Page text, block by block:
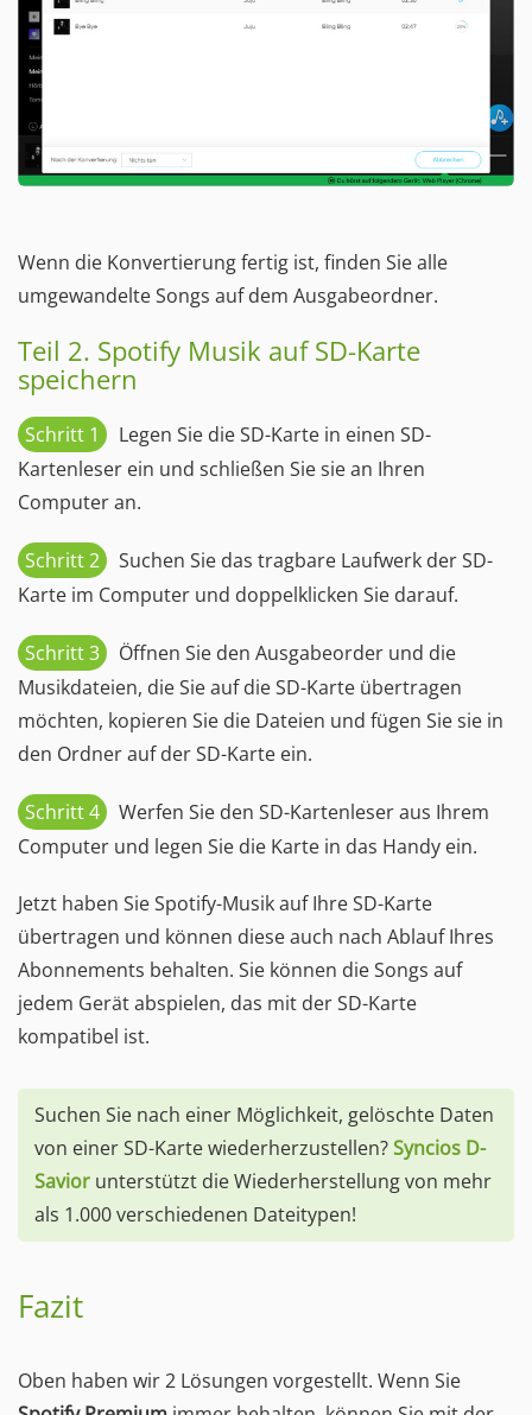
Wenn die Konvertierung fertig ist, finden Sie alle
umgewandelte Songs auf dem Ausgabeordner.
Teil 2. Spotify Musik auf SD-Karte
speichern
Schritt 1
Legen Sie die SD-Karte in einen SD-
Kartenleser ein und schließen Sie sie an Ihren
Computer an.
Schritt 2
Suchen Sie das tragbare Laufwerk der SD-
Karte im Computer und doppelklicken Sie darauf.
Schritt 3
Öffnen Sie den Ausgabeorder und die
Musikdateien, die Sie auf die SD-Karte übertragen
möchten, kopieren Sie die Dateien und fügen Sie sie in
den Ordner auf der SD-Karte ein.
Schritt 4
Werfen Sie den SD-Kartenleser aus Ihrem
Computer und legen Sie die Karte in das Handy ein.
Jetzt haben Sie Spotify-Musik auf Ihre SD-Karte
übertragen und können diese auch nach Ablauf Ihres
Abonnements behalten. Sie können die Songs auf
jedem Gerät abspielen, das mit der SD-Karte
kompatibel ist.
Suchen Sie nach einer Möglichkeit, gelöschte Daten
von einer SD-Karte wiederherzustellen?Syncios D-
Saviorunterstützt die Wiederherstellung von mehr
als 1.000 verschiedenen Dateitypen!
Fazit
Oben haben wir 2 Lösungen vorgestellt. Wenn Sie